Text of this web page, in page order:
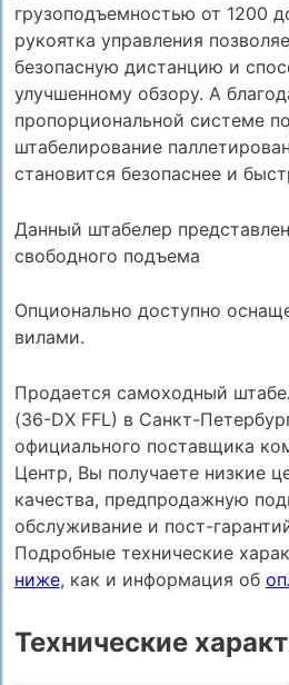
грузоподъемностью от 1200
рукоятка управления
безопасную дистанцию и
улучшенному обзору. А
пропорциональной системе
штабелирование
становится безопаснее и
Данный штабелер
свободного подъема
Опционально доступно
вилами.
Продается самоходный
(36-DX FFL) в Санкт-
официального поставщика
Центр, Вы получаете низкие
качества, предпродажную
обслуживание и пост-
Подробные технические
ниже, как и информация об
Технические